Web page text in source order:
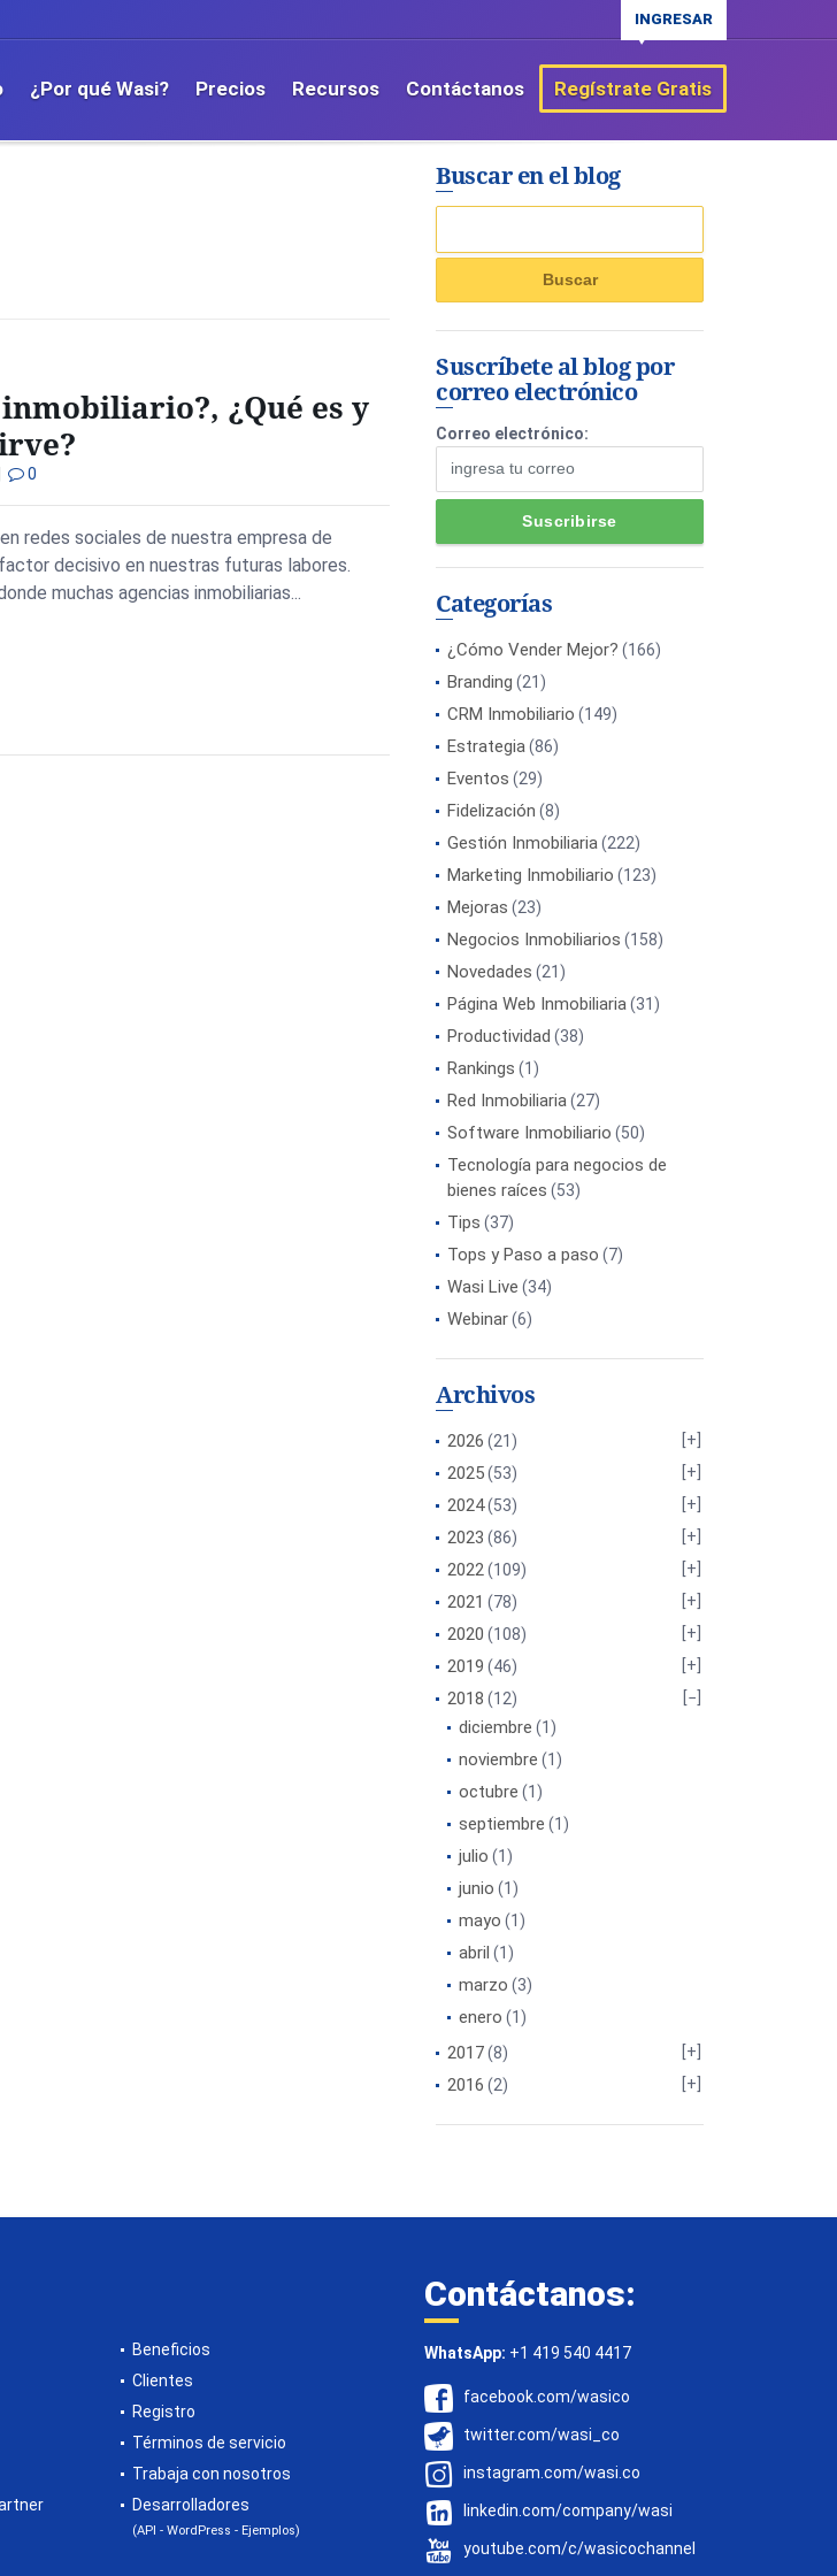
INGRESAR
¿Por qué Wasi? Precios Recursos Contáctanos Regístrate Gratis
¿Qué es y
| 0
redes sociales de nuestra empresa de
decisivo en nuestras futuras labores.
muchas agencias inmobiliarias...
Buscar en el blog
Suscríbete al blog por
correo electrónico
Correo electrónico:
Categorías
¿Cómo Vender Mejor? (166)
Branding (21)
CRM Inmobiliario (149)
Estrategia(86)
Eventos (29)
Fidelización (8)
Gestión Inmobiliaria(222)
Marketing Inmobiliario (123)
Mejoras (23)
Negocios Inmobiliarios (158)
Novedades (21)
Página Web Inmobiliaria(31)
Productividad (38)
Rankings (1)
Red Inmobiliaria(27)
Software Inmobiliario (50)
Tecnología para negocios de
bienes raíces (53)
Tips (37)
Tops y Paso a paso (7)
Wasi Live (34)
Webinar(6)
Archivos
2026 (21)
2025(53)
2024(53)
2023 (86)
2022(109)
2021 (78)
2020 (108)
2019 (46)
2018 (12)
diciembre (1)
noviembre (1)
octubre (1)
septiembre (1)
julio (1)
junio (1)
mayo (1)
abril (1)
marzo (3)
enero (1)
2017(8)
2016 (2)
Beneficios
Clientes
Registro
Términos de servicio
Trabaja con nosotros
Desarrolladores
(API - WordPress - Ejemplos)
Contáctanos:
WhatsApp: +1 419 540 4417
facebook.com/wasico
twitter.com/wasi_co
instagram.com/wasi.co
linkedin.com/company/wasi
youtube.com/c/wasicochannel